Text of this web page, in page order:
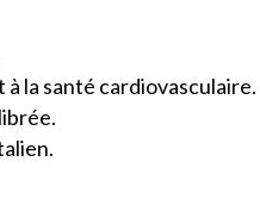
la santé cardiovasculaire.